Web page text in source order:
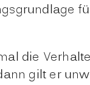
die
gilt er